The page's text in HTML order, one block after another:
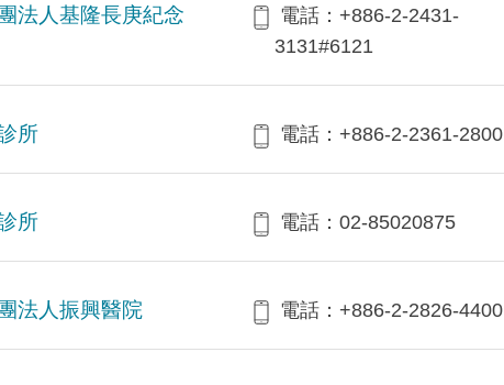
法人基隆長庚紀念
電話：+886-2-2431-
3131#6121
所 電話：+886-2-2361-2800
所 電話：02-85020875
法人振興醫院 電話：+886-2-2826-4400